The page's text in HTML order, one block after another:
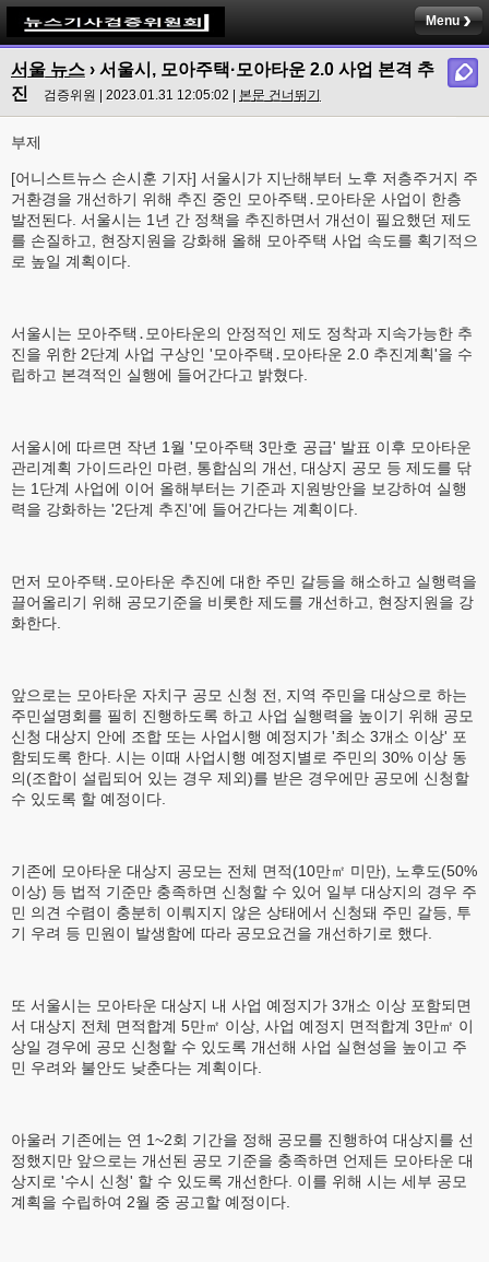
Menu
서울 뉴스 › 서울시, 모아주택·모아타운 2.0 사업 본격 추
진
검증위원 | 2023.01.31 12:05:02 | 본문 건너뛰기
부제
[어니스트뉴스 손시훈 기자] 서울시가 지난해부터 노후 저층주거지 주
거환경을 개선하기 위해 추진 중인 모아주택․모아타운 사업이 한층
발전된다. 서울시는 1년 간 정책을 추진하면서 개선이 필요했던 제도
를 손질하고, 현장지원을 강화해 올해 모아주택 사업 속도를 획기적으
로 높일 계획이다.
서울시는 모아주택․모아타운의 안정적인 제도 정착과 지속가능한 추
진을 위한 2단계 사업 구상인 '모아주택․모아타운 2.0 추진계획'을 수
립하고 본격적인 실행에 들어간다고 밝혔다.
서울시에 따르면 작년 1월 '모아주택 3만호 공급' 발표 이후 모아타운
관리계획 가이드라인 마련, 통합심의 개선, 대상지 공모 등 제도를 닦
는 1단계 사업에 이어 올해부터는 기준과 지원방안을 보강하여 실행
력을 강화하는 '2단계 추진'에 들어간다는 계획이다.
먼저 모아주택․모아타운 추진에 대한 주민 갈등을 해소하고 실행력을
끌어올리기 위해 공모기준을 비롯한 제도를 개선하고, 현장지원을 강
화한다.
앞으로는 모아타운 자치구 공모 신청 전, 지역 주민을 대상으로 하는
주민설명회를 필히 진행하도록 하고 사업 실행력을 높이기 위해 공모
신청 대상지 안에 조합 또는 사업시행 예정지가 '최소 3개소 이상' 포
함되도록 한다. 시는 이때 사업시행 예정지별로 주민의 30% 이상 동
의(조합이 설립되어 있는 경우 제외)를 받은 경우에만 공모에 신청할
수 있도록 할 예정이다.
기존에 모아타운 대상지 공모는 전체 면적(10만㎡ 미만), 노후도(50%
이상) 등 법적 기준만 충족하면 신청할 수 있어 일부 대상지의 경우 주
민 의견 수렴이 충분히 이뤄지지 않은 상태에서 신청돼 주민 갈등, 투
기 우려 등 민원이 발생함에 따라 공모요건을 개선하기로 했다.
또 서울시는 모아타운 대상지 내 사업 예정지가 3개소 이상 포함되면
서 대상지 전체 면적합계 5만㎡ 이상, 사업 예정지 면적합계 3만㎡ 이
상일 경우에 공모 신청할 수 있도록 개선해 사업 실현성을 높이고 주
민 우려와 불안도 낮춘다는 계획이다.
아울러 기존에는 연 1~2회 기간을 정해 공모를 진행하여 대상지를 선
정했지만 앞으로는 개선된 공모 기준을 충족하면 언제든 모아타운 대
상지로 '수시 신청' 할 수 있도록 개선한다. 이를 위해 시는 세부 공모
계획을 수립하여 2월 중 공고할 예정이다.